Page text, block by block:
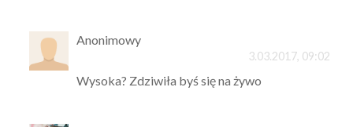
Anonimowy
3.03.2017, 09:02
Wysoka? Zdziwiła byś się na żywo